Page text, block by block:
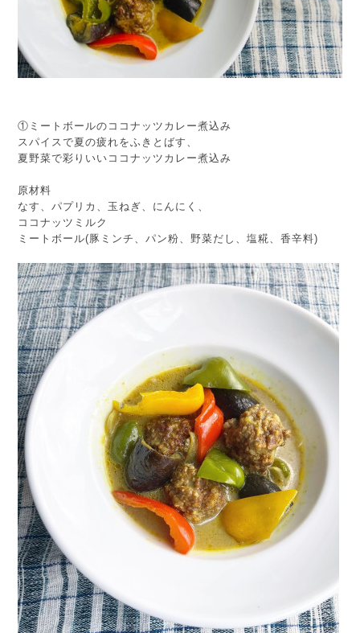
①ミートボールのココナッツカレー煮込み
スパイスで夏の疲れをふきとばす、
夏野菜で彩りいいココナッツカレー煮込み
原材料
なす、パプリカ、玉ねぎ、にんにく、
ココナッツミルク
ミートボール(豚ミンチ、パン粉、野菜だし、塩糀、香辛料)